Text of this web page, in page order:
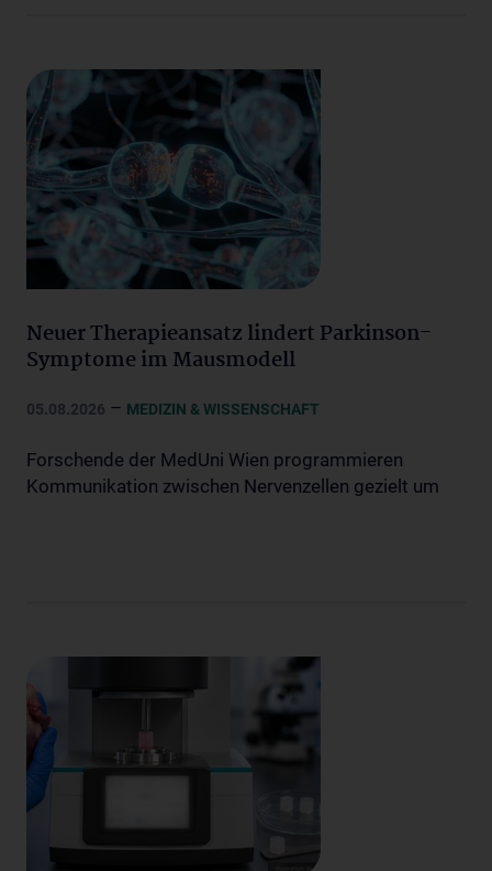
Neuer Therapieansatz lindert Parkinson-
Symptome im Mausmodell
05.08.2026 – MEDIZIN & WISSENSCHAFT
Forschende der MedUni Wien programmieren
Kommunikation zwischen Nervenzellen gezielt um